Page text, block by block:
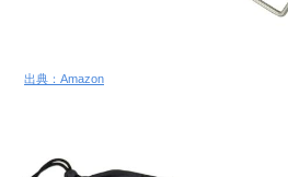
出典：Amazon